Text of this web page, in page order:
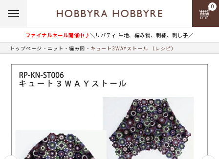
ファイナルセール開催中♪＼リバティ 生地、編み物、刺繍、刺し子／
0
トップページ ニット 編み図 キュート3WAYストール （レシピ）